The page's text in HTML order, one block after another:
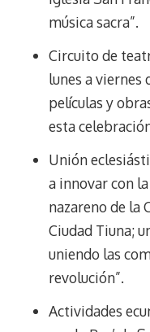
música sacra”.
Circuito de
lunes a viernes
películas y
esta
Unión
a innovar con
nazareno de la
Ciudad Tiuna;
uniendo las
revolución”.
Actividades